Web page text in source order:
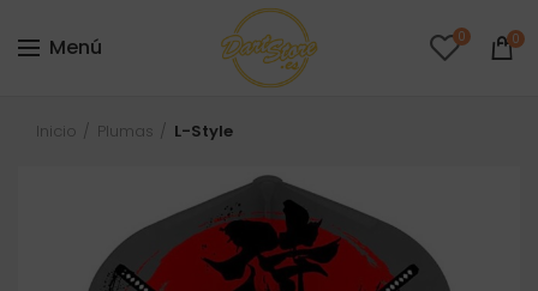
Menú 0 0
Inicio Plumas L-Style